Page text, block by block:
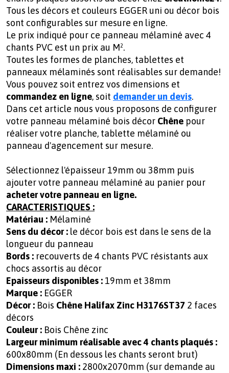
Tous les décors et couleurs EGGER uni ou décor bois
sont configurables sur mesure en ligne.
Le prix indiqué pour ce panneau mélaminé avec 4
chants PVC est un prix au M².
Toutes les formes de planches, tablettes et
panneaux mélaminés sont réalisables sur demande!
Vous pouvez soit entrez vos dimensions et
commandez en ligne, soit demander un devis.
Dans cet article nous vous proposons de configurer
votre panneau mélaminé bois décor Chêne pour
réaliser votre planche, tablette mélaminé ou
panneau d'agencement sur mesure.
Sélectionnez l'épaisseur 19mm ou 38mm puis
ajouter votre panneau mélaminé au panier pour
acheter votre panneau en ligne.
CARACTERISTIQUES :
Matériau : Mélaminé
Sens du décor : le décor bois est dans le sens de la
longueur du panneau
Bords : recouverts de 4 chants PVC résistants aux
chocs assortis au décor
Epaisseurs disponibles : 19mm et 38mm
Marque : EGGER
Décor : Bois Chêne Halifax Zinc H3176ST37 2 faces
décors
Couleur : Bois Chêne zinc
Largeur minimum réalisable avec 4 chants plaqués :
600x80mm (En dessous les chants seront brut)
Dimensions maxi : 2800x2070mm (sur demande au